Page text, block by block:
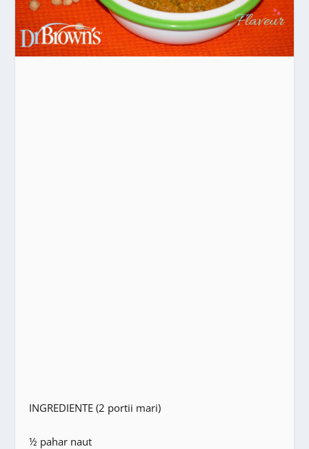
INGREDIENTE (2 portii mari)
½ pahar naut